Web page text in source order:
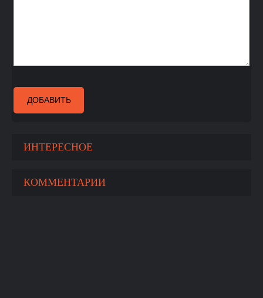
ДОБАВИТЬ
ИНТЕРЕСНОЕ
КОММЕНТАРИИ